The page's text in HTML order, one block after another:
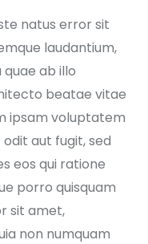
natus error sit
laudantium,
ab illo
beatae vitae
ipsam voluptatem
aut fugit, sed
eos qui ratione
porro quisquam
sit amet,
non numquam